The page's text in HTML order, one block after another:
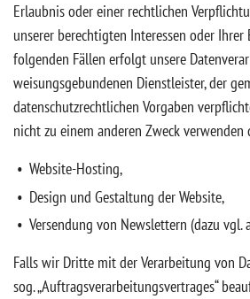
Erlaubnis oder einer rechtlichen
unserer berechtigten Interessen oder
folgenden Fällen erfolgt unsere
weisungsgebundenen Dienstleister, der
datenschutzrechtlichen Vorgaben
nicht zu einem anderen Zweck verwenden
Website-Hosting,
Design und Gestaltung der Website,
Versendung von Newslettern (dazu vgl.
Falls wir Dritte mit der Verarbeitung von
sog. „Auftragsverarbeitungsvertrages“